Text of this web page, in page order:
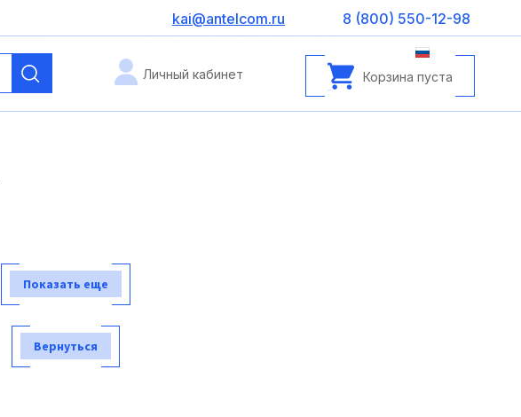
8 (800) 550-12-98
kai@antelcom.ru
Корзина пуста
Личный кабинет
Показать еще
Вернуться